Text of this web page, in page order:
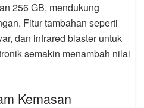
256 GB, mendukung
Fitur tambahan seperti
dan infrared blaster untuk
semakin menambah nilai
Kemasan